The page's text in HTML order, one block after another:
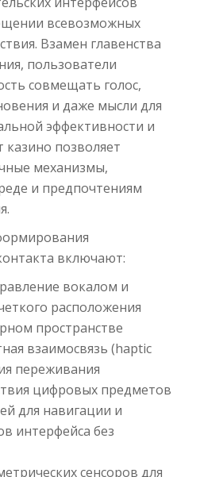
всевозможных
Взамен главенства
пользователи
совмещать голос,
и даже мысли для
эффективности и
казино позволяет
механизмы,
и предпочтениям
включают:
вокалом и
расположения
пространстве
взаимосвязь (haptic
переживания
цифровых предметов
для навигации и
интерфейса без
сенсоров для